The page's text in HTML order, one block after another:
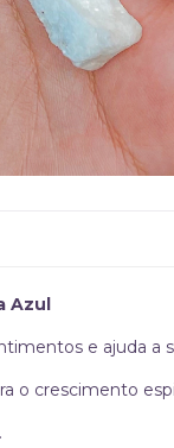
Azul
e ajuda
o crescimento